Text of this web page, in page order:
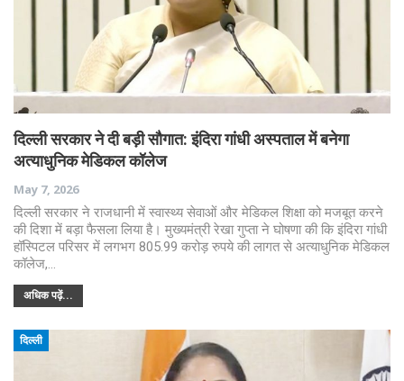
दिल्ली सरकार ने दी बड़ी सौगात: इंदिरा गांधी अस्पताल में बनेगा
अत्याधुनिक मेडिकल कॉलेज
May 7, 2026
दिल्ली सरकार ने राजधानी में स्वास्थ्य सेवाओं और मेडिकल शिक्षा को मजबूत करने
की दिशा में बड़ा फैसला लिया है। मुख्यमंत्री रेखा गुप्ता ने घोषणा की कि इंदिरा गांधी
हॉस्पिटल परिसर में लगभग 805.99 करोड़ रुपये की लागत से अत्याधुनिक मेडिकल
कॉलेज,…
अधिक पढ़ें...
दिल्ली